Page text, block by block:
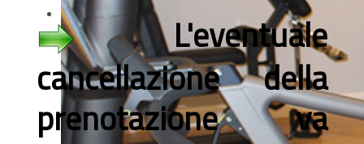
L'eventuale
cancellazione della
prenotazione va